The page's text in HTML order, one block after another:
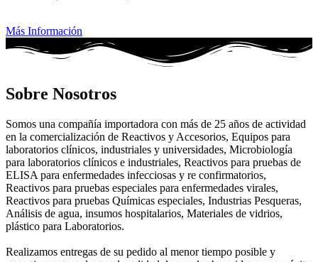
Más Información
Sobre Nosotros
Somos una compañía importadora con más de 25 años de actividad
en la comercialización de Reactivos y Accesorios, Equipos para
laboratorios clínicos, industriales y universidades, Microbiología
para laboratorios clínicos e industriales, Reactivos para pruebas de
ELISA para enfermedades infecciosas y re confirmatorios,
Reactivos para pruebas especiales para enfermedades virales,
Reactivos para pruebas Químicas especiales, Industrias Pesqueras,
Análisis de agua, insumos hospitalarios, Materiales de vidrios,
plástico para Laboratorios.
Realizamos entregas de su pedido al menor tiempo posible y